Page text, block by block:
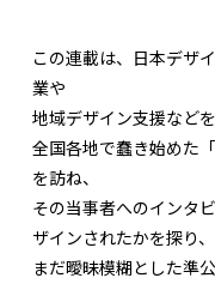
この連載は、日本デザ
業や
地域デザイン支援など
全国各地で蠢き始めた
を訪ね、
その当事者へのインタ
ザインされたかを探り、
まだ曖昧模糊とした準